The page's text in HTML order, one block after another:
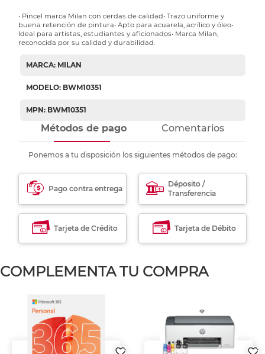
• Pincel marca Milan con cerdas de calidad• Trazo uniforme y
buena retención de pintura• Apto para acuarela, acrílico y óleo•
Ideal para artistas, estudiantes y aficionados• Marca Milan,
reconocida por su calidad y durabilidad.
MARCA: MILAN
MODELO: BWM10351
MPN: BWM10351
Métodos de pago Comentarios
Ponemos a tu disposición los siguientes métodos de pago:
Pago contra entrega
Déposito /
Transferencia
Tarjeta de Crédito Tarjeta de Débito
COMPLEMENTA TU COMPRA